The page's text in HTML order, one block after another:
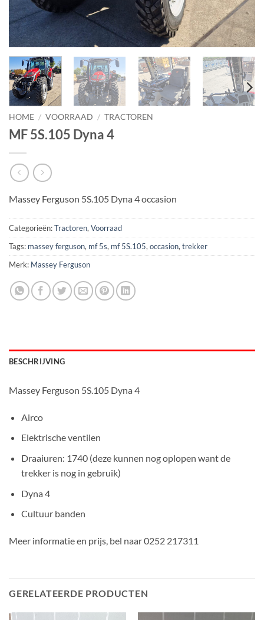
HOME / VOORRAAD / TRACTOREN
MF 5S.105 Dyna 4
Massey Ferguson 5S.105 Dyna 4 occasion
Categorieën:Tractoren, Voorraad
Tags: massey ferguson, mf 5s, mf 5S.105, occasion, trekker
Merk: Massey Ferguson
BESCHRIJVING
Massey Ferguson 5S.105 Dyna 4
Airco
Elektrische ventilen
Draaiuren: 1740 (deze kunnen nog oplopen want de
trekker is nog in gebruik)
Dyna 4
Cultuur banden
Meer informatie en prijs, bel naar 0252 217311
GERELATEERDE PRODUCTEN